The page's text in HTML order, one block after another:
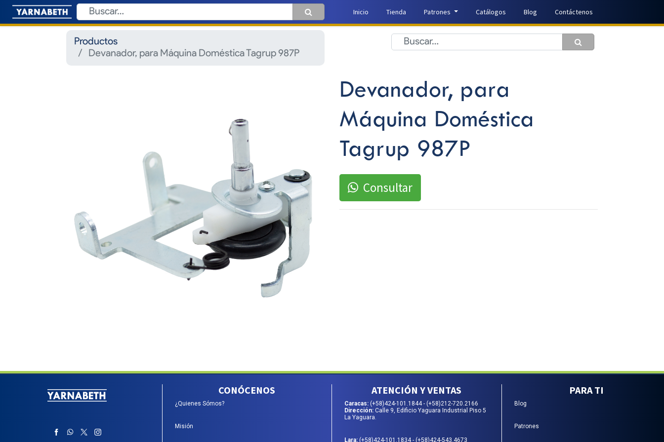
Inicio Tienda Patrones Catálogos Blog Contáctenos
Productos
Devanador, para Máquina Doméstica Tagrup 987P
Devanador, para
Máquina Doméstica
Tagrup 987P
Consultar
CONÓCENOS
¿Quienes Sómos?
Misión
ATENCIÓN Y VENTAS
Caracas: (+58)424-101.1844- (+58)212-720.2166
Dirección: Calle 9, Edificio Yaguara Industrial Piso 5
La Yaguara.
Lara: (+58)424-101.1834- (+58)424-543.4673
PARA TI
Blog
Patrones